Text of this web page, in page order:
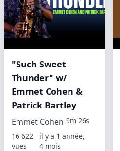
"Such Sweet
Thunder" w/
Emmet Cohen &
Patrick Bartley
Emmet Cohen 9m 26s
16 622
vues
il y a 1 année,
4 mois